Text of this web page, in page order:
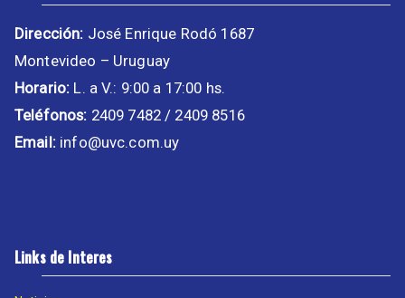
Dirección: José Enrique Rodó 1687
Montevideo – Uruguay
Horario: L. a V.: 9:00 a 17:00 hs.
Teléfonos: 2409 7482 / 2409 8516
Email:info@uvc.com.uy
Links de Interes